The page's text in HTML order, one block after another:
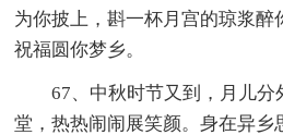
为你披上，斟一杯月宫的琼浆醉
祝福圆你梦乡。
67、中秋时节又到，月儿分
堂，热热闹闹展笑颜。身在异乡